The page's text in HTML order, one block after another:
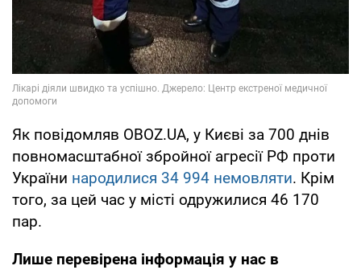
Як повідомляв OBOZ.UA, у Києві за 700 днів
повномасштабної збройної агресії РФ проти
України народилися 34 994 немовляти. Крім
того, за цей час у місті одружилися 46 170
пар.
Лише перевірена інформація у нас в